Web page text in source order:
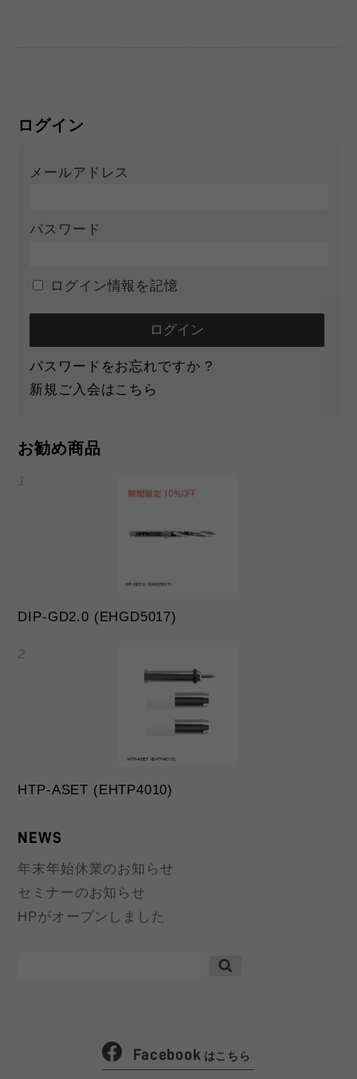
ログイン
メールアドレス
パスワード
ログイン情報を記憶
パスワードをお忘れですか ?
新規ご入会はこちら
お勧め商品
DIP-GD2.0 (EHGD5017)
HTP-ASET (EHTP4010)
NEWS
年末年始休業のお知らせ
セミナーのお知らせ
HPがオープンしました
Facebook はこちら